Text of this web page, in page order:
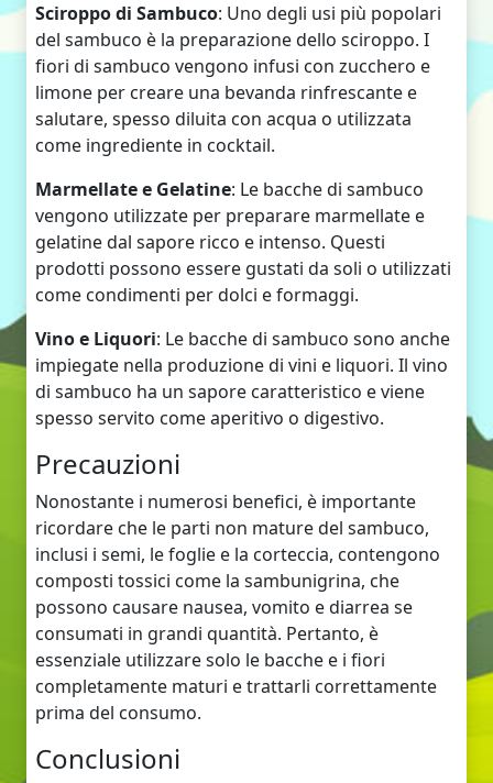
Sciroppo di Sambuco: Uno degli usi più popolari
del sambuco è la preparazione dello sciroppo. I
fiori di sambuco vengono infusi con zucchero e
limone per creare una bevanda rinfrescante e
salutare, spesso diluita con acqua o utilizzata
come ingrediente in cocktail.
Marmellate e Gelatine: Le bacche di sambuco
vengono utilizzate per preparare marmellate e
gelatine dal sapore ricco e intenso. Questi
prodotti possono essere gustati da soli o utilizzati
come condimenti per dolci e formaggi.
Vino e Liquori: Le bacche di sambuco sono anche
impiegate nella produzione di vini e liquori. Il vino
di sambuco ha un sapore caratteristico e viene
spesso servito come aperitivo o digestivo.
Precauzioni
Nonostante i numerosi benefici, è importante
ricordare che le parti non mature del sambuco,
inclusi i semi, le foglie e la corteccia, contengono
composti tossici come la sambunigrina, che
possono causare nausea, vomito e diarrea se
consumati in grandi quantità. Pertanto, è
essenziale utilizzare solo le bacche e i fiori
completamente maturi e trattarli correttamente
prima del consumo.
Conclusioni